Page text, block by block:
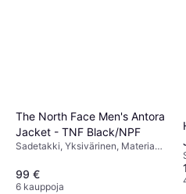
The North Face Men's Antora
Jacket - TNF Black/NPF
Sadetakki, Yksivärinen, Materiaali:
Tuulenpitävä, Costaava,
Hengittävä, Huppu
99 €
6 kauppoja